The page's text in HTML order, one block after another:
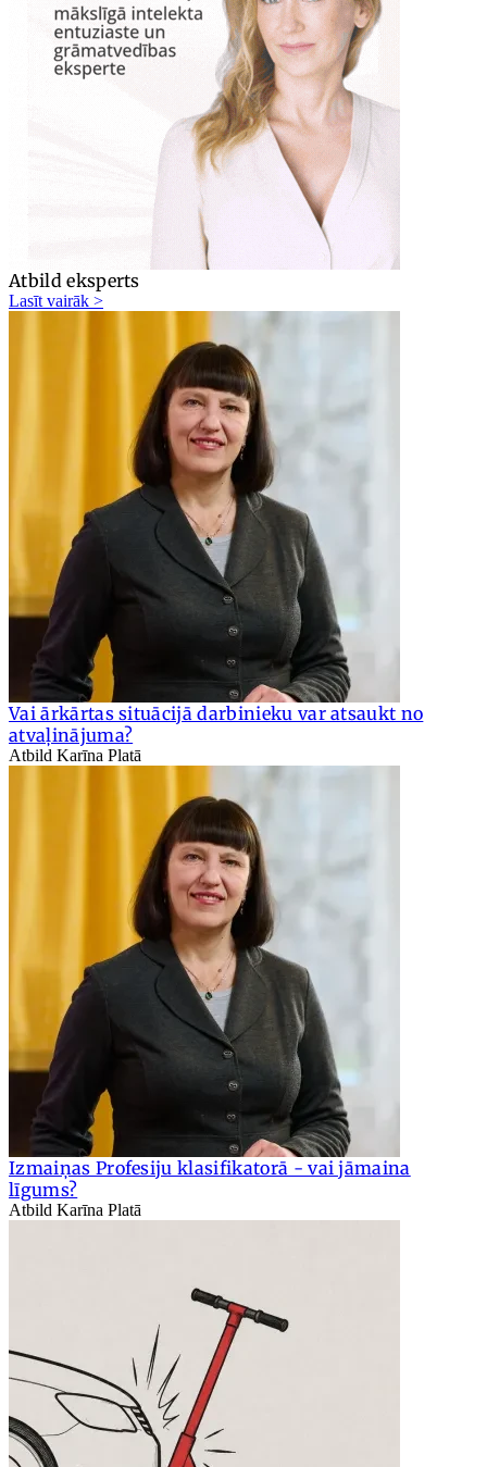
Atbild eksperts
Lasīt vairāk >
Vai ārkārtas situācijā darbinieku var atsaukt no
atvaļinājuma?
Atbild Karīna Platā
Izmaiņas Profesiju klasifikatorā - vai jāmaina
līgums?
Atbild Karīna Platā